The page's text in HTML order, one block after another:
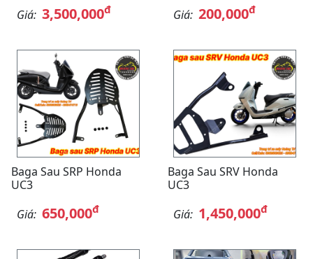
Giá: 3,500,000đ
Giá: 200,000đ
Baga Sau SRP Honda
UC3
Giá: 650,000đ
Baga Sau SRV Honda
UC3
Giá: 1,450,000đ